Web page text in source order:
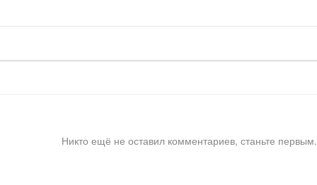
Никто ещё не оставил комментариев, станьте первым.